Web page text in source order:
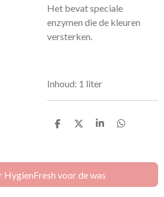
Het bevat speciale
enzymen die de kleuren
versterken.
Inhoud: 1 liter
D
n
D
S
e
D
n
HygienFresh voor de was